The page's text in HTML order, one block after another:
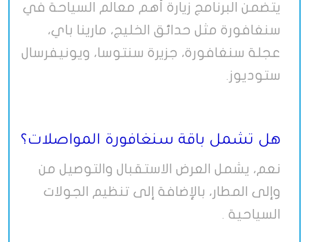
يتضمن البرنامج زيارة أهم معالم السياحة في
سنغافورة مثل حدائق الخليج، مارينا باي،
عجلة سنغافورة، جزيرة سنتوسا، ويونيفرسال
ستوديوز .
هل تشمل باقة سنغافورة المواصلات؟
نعم، يشمل العرض الاستقبال والتوصيل من
وإلى المطار، بالإضافة إلى تنظيم الجولات
السياحية .